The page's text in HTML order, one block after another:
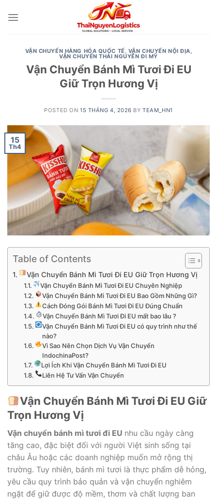
VẬN CHUYỂN HÀNG HÓA QUỐC TẾ, VẬN CHUYỂN NỘI ĐỊA,
VẬN CHUYỂN THÁI NGUYÊN ĐI MỸ
Vận Chuyển Bánh Mì Tươi Đi EU
Giữ Trọn Hương Vị
POSTED ON 15 THÁNG 4, 2026 BYTEAM_HN1
15
Th4
Table of Contents
Vận Chuyển Bánh Mì Tươi Đi EU Giữ Trọn Hương Vị
Vận Chuyển Bánh Mì Tươi Đi EU Chuyên Nghiệp
Vận Chuyển Bánh Mì Tươi Đi EU Bao Gồm Những Gì?
Cách Đóng Gói Bánh Mì Tươi Đi EU Đúng Chuẩn
Vận Chuyển Bánh Mì Tươi Đi EU mất bao lâu ?
Vận Chuyển Bánh Mì Tươi Đi EU có quy trình như thế
nào?
Vì Sao Nên Chọn Dịch Vụ Vận Chuyển
IndochinaPost?
Lợi Ích Khi Vận Chuyển Bánh Mì Tươi Đi EU
Liên Hệ Tư Vấn Vận Chuyển
Vận Chuyển Bánh Mì Tươi Đi EU Giữ
Trọn Hương Vị
Vận chuyển bánh mì tươi đi EU nhu cầu ngày càng
tăng cao, đặc biệt đối với người Việt sinh sống tại
châu Âu hoặc các doanh nghiệp muốn mở rộng thị
trường. Tuy nhiên, bánh mì tươi là thực phẩm dễ hỏng,
yêu cầu quy trình bảo quản và vận chuyển nghiêm
ngặt để giữ được độ mềm, thơm và chất lượng ban